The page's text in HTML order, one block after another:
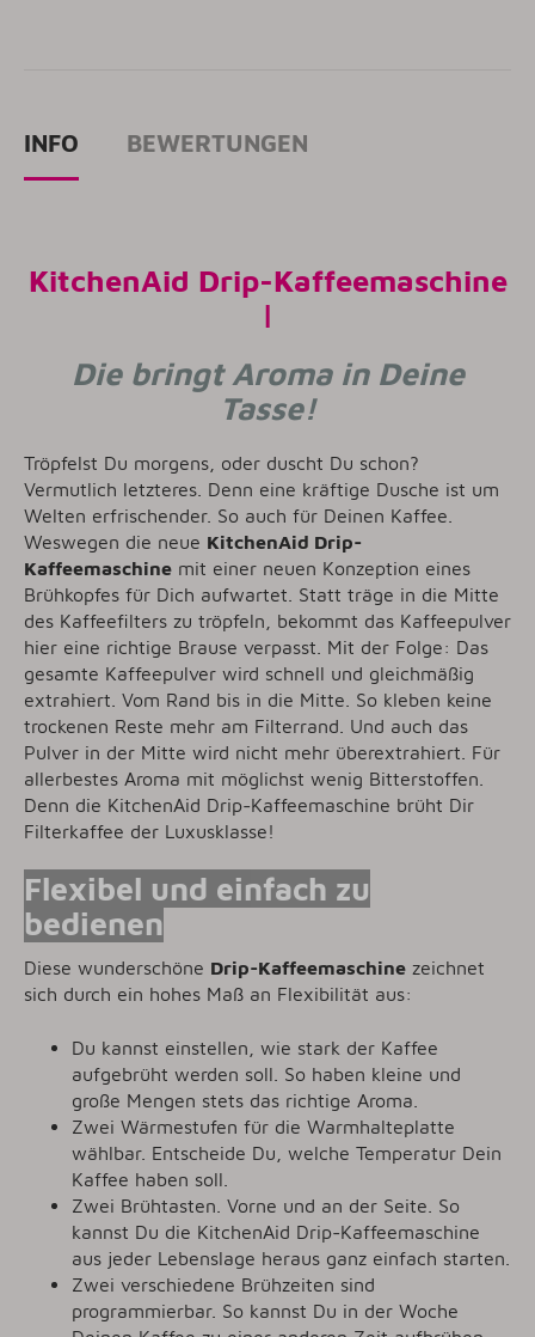
INFO BEWERTUNGEN
KitchenAid Drip-Kaffeemaschine
|
Die bringt Aroma in Deine
Tasse!
Tröpfelst Du morgens, oder duscht Du schon?
Vermutlich letzteres. Denn eine kräftige Dusche ist um
Welten erfrischender. So auch für Deinen Kaffee.
Weswegen die neue KitchenAid Drip-
Kaffeemaschine mit einer neuen Konzeption eines
Brühkopfes für Dich aufwartet. Statt träge in die Mitte
des Kaffeefilters zu tröpfeln, bekommt das Kaffeepulver
hier eine richtige Brause verpasst. Mit der Folge: Das
gesamte Kaffeepulver wird schnell und gleichmäßig
extrahiert. Vom Rand bis in die Mitte. So kleben keine
trockenen Reste mehr am Filterrand. Und auch das
Pulver in der Mitte wird nicht mehr überextrahiert. Für
allerbestes Aroma mit möglichst wenig Bitterstoffen.
Denn die KitchenAid Drip-Kaffeemaschine brüht Dir
Filterkaffee der Luxusklasse!
Flexibel und einfach zu
bedienen
Diese wunderschöne Drip-Kaffeemaschine zeichnet
sich durch ein hohes Maß an Flexibilität aus:
Du kannst einstellen, wie stark der Kaffee
aufgebrüht werden soll. So haben kleine und
große Mengen stets das richtige Aroma.
Zwei Wärmestufen für die Warmhalteplatte
wählbar. Entscheide Du, welche Temperatur Dein
Kaffee haben soll.
Zwei Brühtasten. Vorne und an der Seite. So
kannst Du die KitchenAid Drip-Kaffeemaschine
aus jeder Lebenslage heraus ganz einfach starten.
Zwei verschiedene Brühzeiten sind
programmierbar. So kannst Du in der Woche